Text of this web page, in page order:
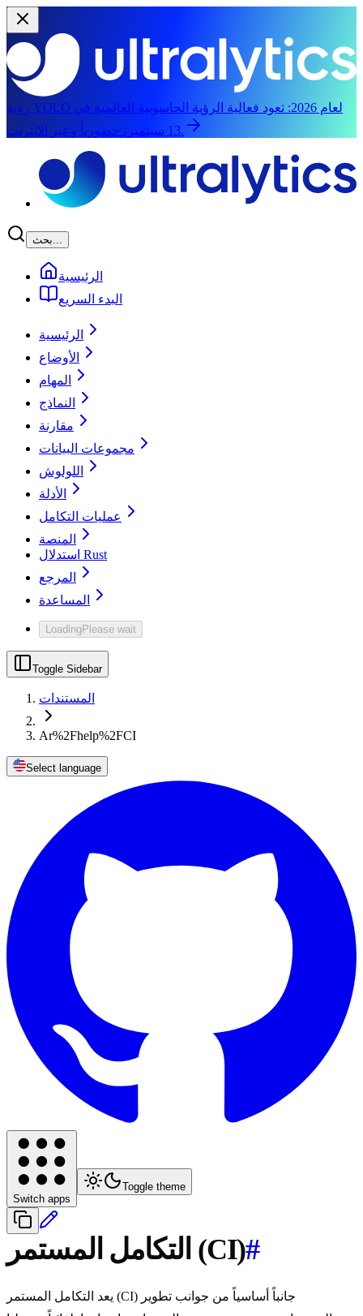
رؤية YOLO لعام 2026:
تعود فعالية الرؤية الحاسوبية العالمية في
13 سبتمبر، حضورياً وعبر الإنترنت.
بحث...
الرئيسية
البدء السريع
الرئيسية
الأوضاع
المهام
النماذج
مقارنة
مجموعات البيانات
اللولوش
الأدلة
عمليات التكامل
المنصة
استدلال Rust
المرجع
المساعدة
LoadingPlease wait
Toggle Sidebar
المستندات
Ar%2Fhelp%2FCI
Select language
Switch apps
Toggle theme
التكامل المستمر (CI)#
يعد التكامل المستمر (CI) جانباً أساسياً من جوانب تطوير